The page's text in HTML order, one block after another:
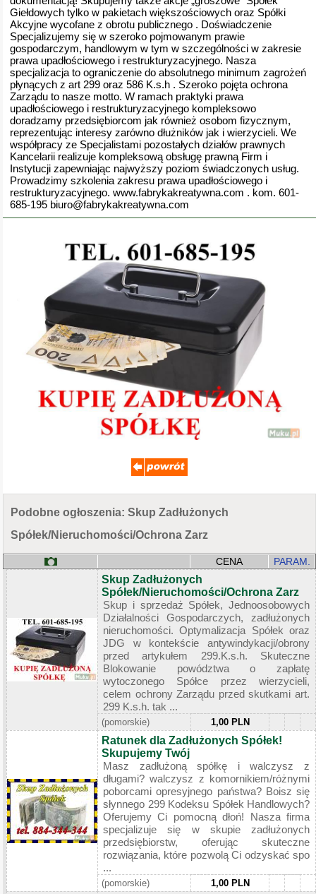
Giełdowych tylko w pakietach większościowych oraz Spółki
Akcyjne wycofane z obrotu publicznego . Doświadczenie
Specjalizujemy się w szeroko pojmowanym prawie
gospodarczym, handlowym w tym w szczególności w zakresie
prawa upadłościowego i restrukturyzacyjnego. Nasza
specjalizacja to ograniczenie do absolutnego minimum zagrożeń
płynących z art 299 oraz 586 K.s.h . Szeroko pojęta ochrona
Zarządu to nasze motto. W ramach praktyki prawa
upadłościowego i restrukturyzacyjnego kompleksowo
doradzamy przedsiębiorcom jak również osobom fizycznym,
reprezentując interesy zarówno dłużników jak i wierzycieli. We
współpracy ze Specjalistami pozostałych działów prawnych
Kancelarii realizuje kompleksową obsługę prawną Firm i
Instytucji zapewniając najwyższy poziom świadczonych usług.
Prowadzimy szkolenia zakresu prawa upadłościowego i
restrukturyzacyjnego. www.fabrykakreatywna.com . kom. 601-
685-195 biuro@fabrykakreatywna.com
Podobne ogłoszenia: Skup Zadłużonych
Spółek/Nieruchomości/Ochrona Zarz
CENA PARAM.
Skup Zadłużonych
Spółek/Nieruchomości/Ochrona Zarz
Skup i sprzedaż Spółek, Jednoosobowych
Działalności Gospodarczych, zadłużonych
nieruchomości. Optymalizacja Spółek oraz
JDG w kontekście antywindykacji/obrony
przed artykułem 299.K.s.h. Skuteczne
Blokowanie powództwa o zapłatę
wytoczonego Spółce przez wierzycieli,
celem ochrony Zarządu przed skutkami art.
299 K.s.h. tak ...
(pomorskie) 1,00 PLN
Ratunek dla Zadłużonych Spółek!
Skupujemy Twój
Masz zadłużoną spółkę i walczysz z
długami? walczysz z komornikiem/różnymi
poborcami opresyjnego państwa? Boisz się
słynnego 299 Kodeksu Spółek Handlowych?
Oferujemy Ci pomocną dłoń! Nasza firma
specjalizuje się w skupie zadłużonych
przedsiębiorstw, oferując skuteczne
rozwiązania, które pozwolą Ci odzyskać spo
...
(pomorskie) 1,00 PLN